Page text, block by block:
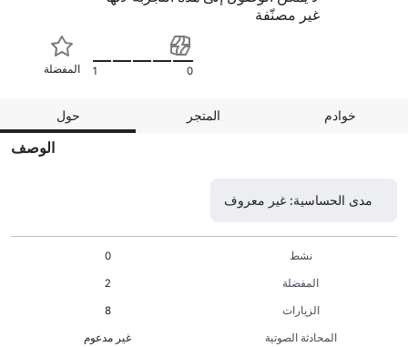
غير مصنّفة
المفضلة 1 0
حول المتجر خوادم
الوصف
مدى الحساسية: غير معروف
نشط
0
المفضلة
2
الزيارات
8
المحادثة الصوتية
غير مدعوم